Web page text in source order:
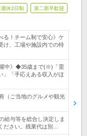
休2日制 第二新卒歓迎
る！チーム制で安心》ケ
け、工場や施設内での特
躍中》◆35歳まで(※)「需
」「手応えある収入がほ
（ご当地のグルメや観光
給与等を総合し決定しま
ださい。残業代は別…